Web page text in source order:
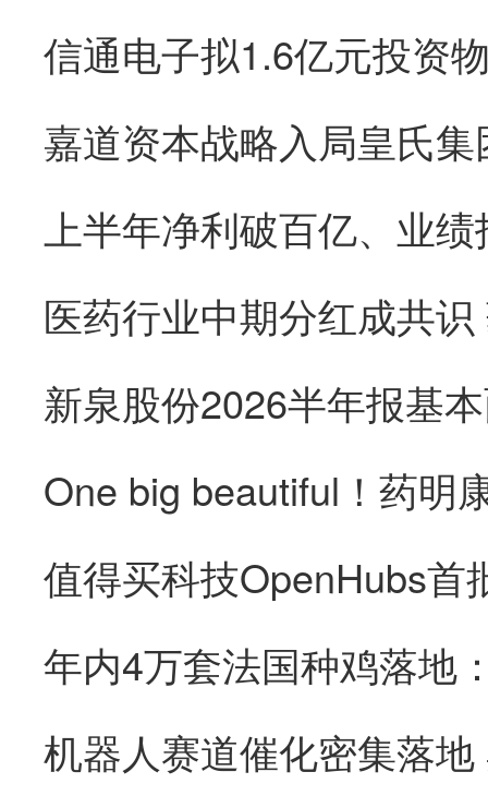
医药行业中期分红成共